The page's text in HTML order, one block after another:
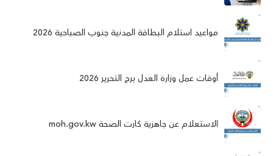
مواعيد استلام البطاقة المدنية جنوب الصباحية 2026
أوقات عمل وزارة العدل برج التحرير 2026
الاستعلام عن جاهزية كارت الصحة moh.gov.kw